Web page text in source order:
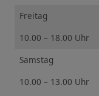
Freitag
10.00 – 18.00 Uhr
Samstag
10.00 – 13.00 Uhr